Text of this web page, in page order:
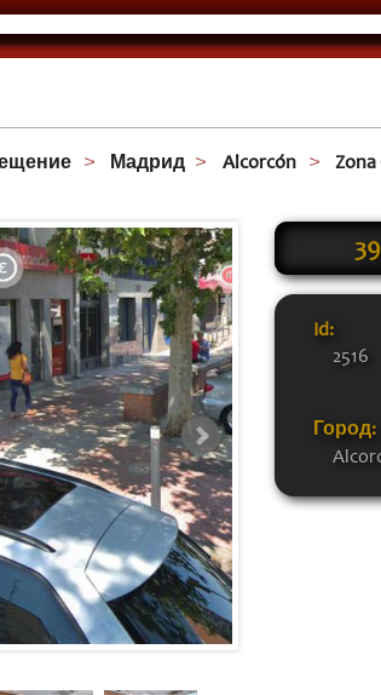
Мадрид Alcorcón
Id:
2516
Город: